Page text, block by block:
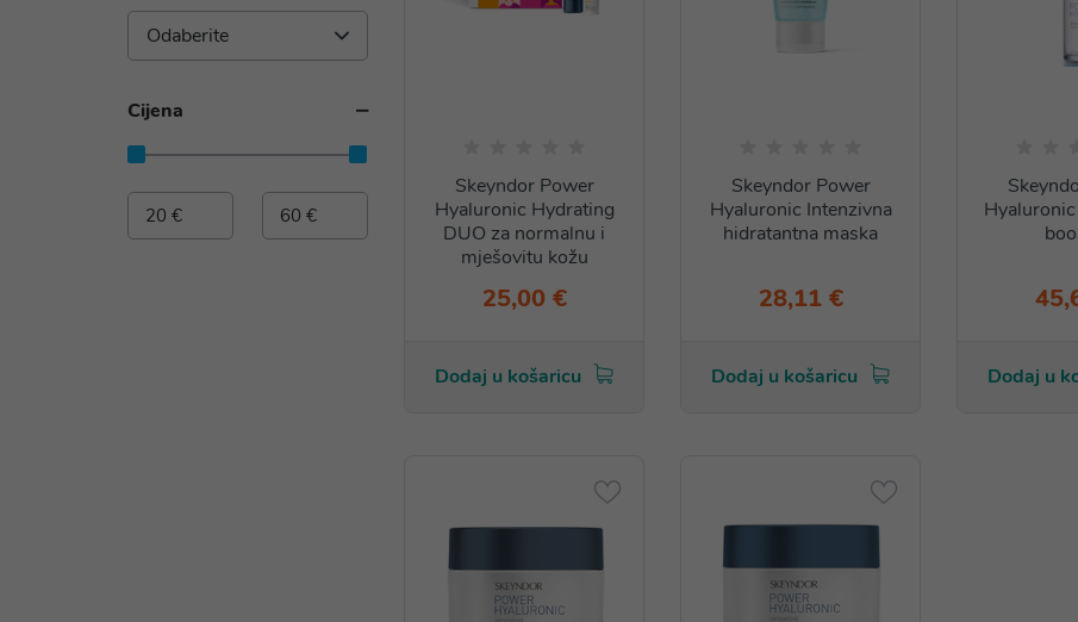
Odaberite
Cijena
Skeyndor Power
Hyaluronic Hydrating
DUO za normalnu i
mješovitu kožu
25,00 €
Dodaj u košaricu
Skeyndor Power
Hyaluronic Intenzivna
hidratantna maska
28,11 €
Dodaj u košaricu Dodaj u